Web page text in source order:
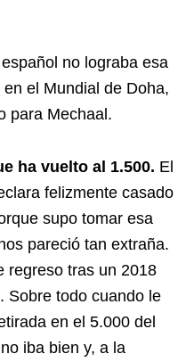
no lograba esa
el Mundial de Doha,
para Mechaal.
ha vuelto al 1.500. El
felizmente casado
supo tomar esa
pareció tan extraña.
regreso tras un 2018
Sobre todo cuando le
en el 5.000 del
iba bien y, a la